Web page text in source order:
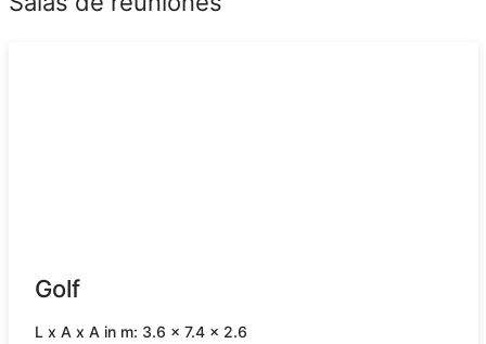
Golf
L x A x A in m: 3.6 x 7.4 x 2.6